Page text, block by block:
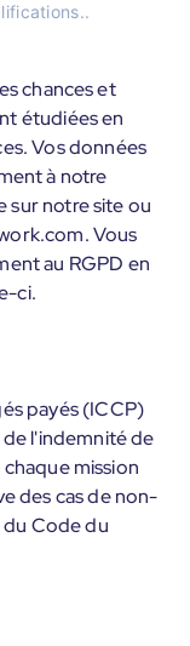
chances et
étudiées en
Vos données
à notre
sur notre site ou
Vous
au RGPD en
ci.
payés (ICCP)
l'indemnité de
mission
des cas de non-
du Code du